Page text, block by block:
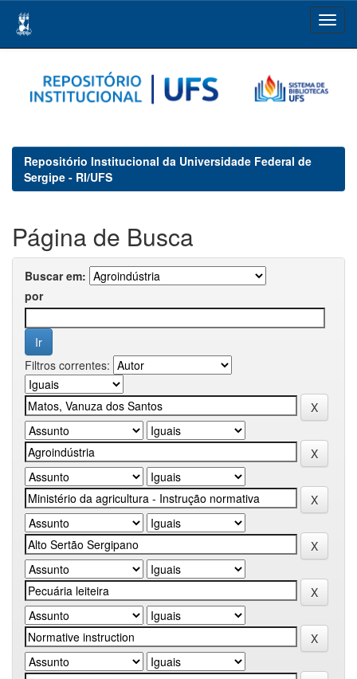
navigation
Repositório Institucional da Universidade Federal de
Sergipe - RI/UFS
Página de Busca
Buscar em:
por
Filtros correntes: